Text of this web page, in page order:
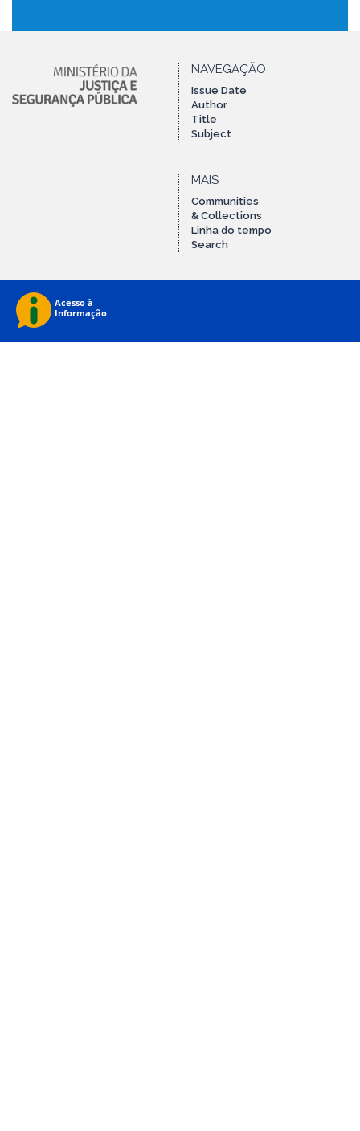
NAVEGAÇÃO
Issue Date
Author
Title
Subject
MAIS
Communities
& Collections
Linha do tempo
Search